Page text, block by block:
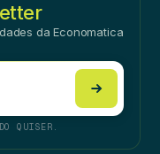
da Economatica
QUISER.